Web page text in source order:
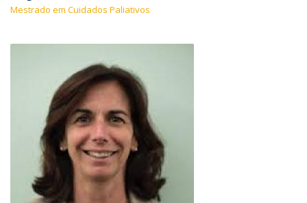
Mestrado em Cuidados Paliativos